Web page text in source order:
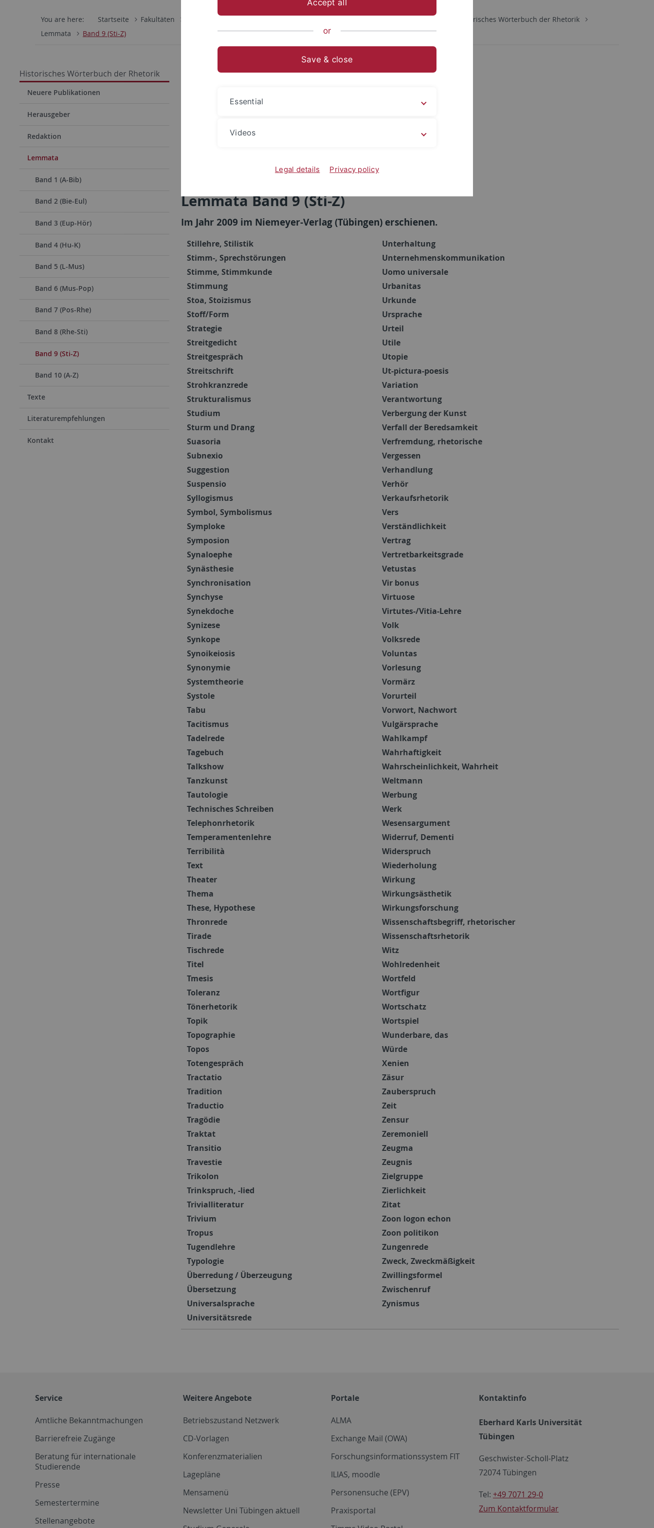
You are here: Startseite Fakultäten
Historisches Wörterbuch der Rhetorik
Lemmata
Band 9 (Sti-Z)
Historisches Wörterbuch der Rhetorik
Neuere Publikationen
Herausgeber
Redaktion
Lemmata
Band 1 (A-Bib)
Band 2 (Bie-Eul)
Band 3 (Eup-Hör)
Band 4 (Hu-K)
Band 5 (L-Mus)
Band 6 (Mus-Pop)
Band 7 (Pos-Rhe)
Band 8 (Rhe-Sti)
Band 9 (Sti-Z)
Band 10 (A-Z)
Texte
Literaturempfehlungen
Kontakt
Lemmata Band 9 (Sti-Z)
Im Jahr 2009 im Niemeyer-Verlag (Tübingen) erschienen.
Stillehre, Stilistik
Stimm-, Sprechstörungen
Stimme, Stimmkunde
Stimmung
Stoa, Stoizismus
Stoff/Form
Strategie
Streitgedicht
Streitgespräch
Streitschrift
Strohkranzrede
Strukturalismus
Studium
Sturm und Drang
Suasoria
Subnexio
Suggestion
Suspensio
Syllogismus
Symbol, Symbolismus
Symploke
Symposion
Synaloephe
Synästhesie
Synchronisation
Synchyse
Synekdoche
Synizese
Synkope
Synoikeiosis
Synonymie
Systemtheorie
Systole
Tabu
Tacitismus
Tadelrede
Tagebuch
Talkshow
Tanzkunst
Tautologie
Technisches Schreiben
Telephonrhetorik
Temperamentenlehre
Terribilità
Text
Theater
Thema
These, Hypothese
Thronrede
Tirade
Tischrede
Titel
Tmesis
Toleranz
Tönerhetorik
Topik
Topographie
Topos
Totengespräch
Tractatio
Tradition
Traductio
Tragödie
Traktat
Transitio
Travestie
Trikolon
Trinkspruch, -lied
Trivialliteratur
Trivium
Tropus
Tugendlehre
Typologie
Überredung / Überzeugung
Übersetzung
Universalsprache
Universitätsrede
Unterhaltung
Unternehmenskommunikation
Uomo universale
Urbanitas
Urkunde
Ursprache
Urteil
Utile
Utopie
Ut-pictura-poesis
Variation
Verantwortung
Verbergung der Kunst
Verfall der Beredsamkeit
Verfremdung, rhetorische
Vergessen
Verhandlung
Verhör
Verkaufsrhetorik
Vers
Verständlichkeit
Vertrag
Vertretbarkeitsgrade
Vetustas
Vir bonus
Virtuose
Virtutes-/Vitia-Lehre
Volk
Volksrede
Voluntas
Vorlesung
Vormärz
Vorurteil
Vorwort, Nachwort
Vulgärsprache
Wahlkampf
Wahrhaftigkeit
Wahrscheinlichkeit, Wahrheit
Weltmann
Werbung
Werk
Wesensargument
Widerruf, Dementi
Widerspruch
Wiederholung
Wirkung
Wirkungsästhetik
Wirkungsforschung
Wissenschaftsbegriff, rhetorischer
Wissenschaftsrhetorik
Witz
Wohlredenheit
Wortfeld
Wortfigur
Wortschatz
Wortspiel
Wunderbare, das
Würde
Xenien
Zäsur
Zauberspruch
Zeit
Zensur
Zeremoniell
Zeugma
Zeugnis
Zielgruppe
Zierlichkeit
Zitat
Zoon logon echon
Zoon politikon
Zungenrede
Zweck, Zweckmäßigkeit
Zwillingsformel
Zwischenruf
Zynismus
Service
Amtliche Bekanntmachungen
Barrierefreie Zugänge
Beratung für internationale
Studierende
Presse
Semestertermine
Stellenangebote
Weitere Angebote
Betriebszustand Netzwerk
CD-Vorlagen
Konferenzmaterialien
Lagepläne
Mensamenü
Newsletter Uni Tübingen aktuell
Portale
ALMA
Exchange Mail (OWA)
Forschungsinformationssystem FIT
ILIAS, moodle
Personensuche (EPV)
Praxisportal
Kontaktinfo
Eberhard Karls Universität
Tübingen
Geschwister-Scholl-Platz
72074 Tübingen
Tel: +49 7071 29-0
Zum Kontaktformular
Accept all
or
Save & close
Essential
Videos
Legal details Privacy policy